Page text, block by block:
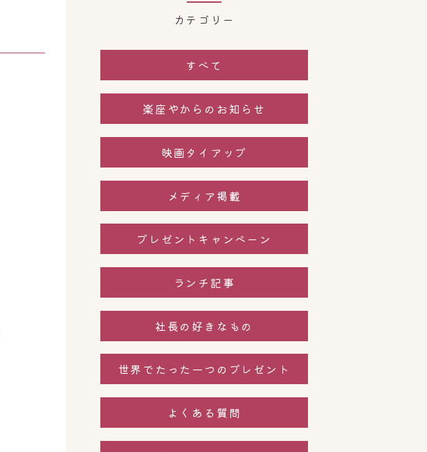
カテゴリー
すべて
楽座やからのお知らせ
映画タイアップ
メディア掲載
プレゼントキャンペーン
ランチ記事
社長の好きなもの
世界でたった一つのプレゼント
よくある質問